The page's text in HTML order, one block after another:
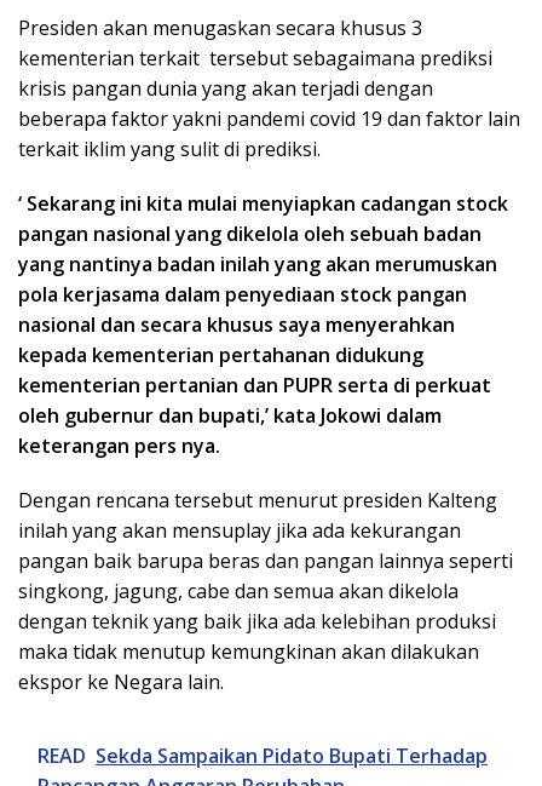
Presiden akan menugaskan secara khusus 3
kementerian terkait tersebut sebagaimana prediksi
krisis pangan dunia yang akan terjadi dengan
beberapa faktor yakni pandemi covid 19 dan faktor lain
terkait iklim yang sulit di prediksi.
‘ Sekarang ini kita mulai menyiapkan cadangan stock
pangan nasional yang dikelola oleh sebuah badan
yang nantinya badan inilah yang akan merumuskan
pola kerjasama dalam penyediaan stock pangan
nasional dan secara khusus saya menyerahkan
kepada kementerian pertahanan didukung
kementerian pertanian dan PUPR serta di perkuat
oleh gubernur dan bupati,’ kata Jokowi dalam
keterangan pers nya.
Dengan rencana tersebut menurut presiden Kalteng
inilah yang akan mensuplay jika ada kekurangan
pangan baik barupa beras dan pangan lainnya seperti
singkong, jagung, cabe dan semua akan dikelola
dengan teknik yang baik jika ada kelebihan produksi
maka tidak menutup kemungkinan akan dilakukan
ekspor ke Negara lain.
READ Sekda Sampaikan Pidato Bupati Terhadap